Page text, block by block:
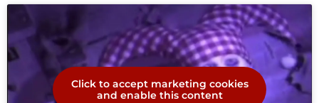
Click to accept marketing cookies
and enable this content